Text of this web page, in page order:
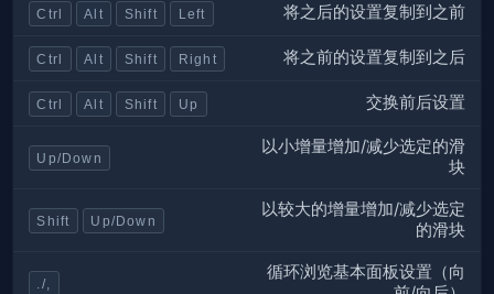
Ctrl Alt Shift Left 将之后的设置复制到之前
Ctrl Alt Shift Right 将之前的设置复制到之后
Ctrl Alt Shift Up 交换前后设置
Up/Down
以小增量增加/减少选定的滑
块
Shift Up/Down
以较大的增量增加/减少选定
的滑块
./,
循环浏览基本面板设置（向